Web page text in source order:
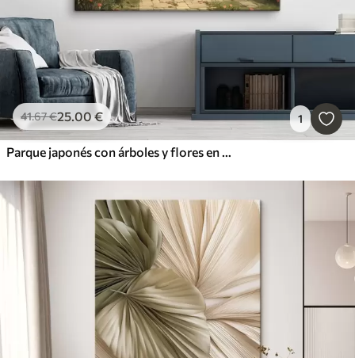
41.67€25.00€ 1
Parque japonés con árboles y flores en flor, bosque, casa de jardín, lago